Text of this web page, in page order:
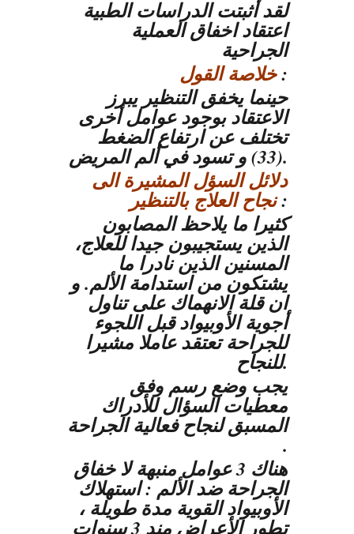
لقد أثبتت الدراسات الطبية
اعتقاد اخفاق العملية
الجراحية
خلاصة القول:
حينما يخفق التنظير يبرز
الاعتقاد بوجود عوامل أخرى
تختلف عن ارتفاع الضغط
(33) و تسود في ألم المريض.
دلائل السؤل المشيرة الى
نجاح العلاج بالتنظير:
كثيرا ما يلاحظ المصابون
الذين يستجيبون جيدا للعلاج،
المسنين الذين نادرا ما
يشتكون من استدامة الألم. و
ان قلة الانهماك على تناول
أجوية الأوبيواد قبل اللجوء
للجراحة تعتقد عاملا مشيرا
للنجاح.
يجب وضع رسم وفق
معطيات السؤال للأدراك
المسبق لنجاح فعالية الجراحة
.
هناك 3 عوامل منبهة لا خفاق
الجراحة ضد الألم : استهلاك
الأوبيواد القوية مدة طويلة ،
تطور الأعراض مند 3 سنوات